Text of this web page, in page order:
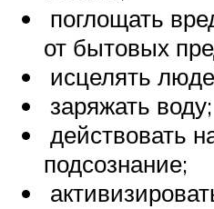
поглощать
от бытовых
исцелять
заряжать воду;
действовать
подсознание;